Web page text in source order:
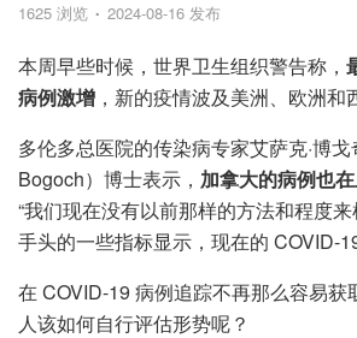
1625 浏览 2024-08-16 发布
本周早些时候，世界卫生组织警告称，
病例激增 ，新的疫情波及美洲、欧洲和
多伦多总医院的传染病专家艾萨克·博
Bogoch）博士表示， 加拿大的病例也
“我们现在没有以前那样的方法和程度
手头的一些指标显示，现在的 COVID-
在 COVID-19 病例追踪不再那么容易获
人该如何自行评估形势呢？